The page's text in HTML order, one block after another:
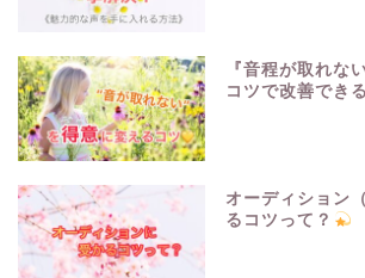
『音程が取れな
コツで改善できる
オーディション
るコツって？